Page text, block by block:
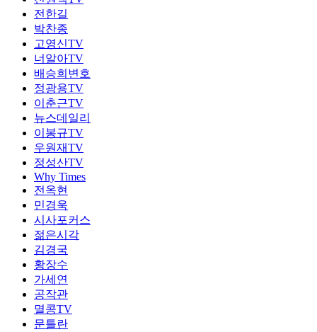
전한길
박찬종
고영신TV
너알아TV
배승희변호
정광용TV
이춘근TV
뉴스데일리
이봉규TV
우원재TV
정성산TV
Why Times
전옥현
민경욱
시사포커스
젊은시각
김경국
황장수
가세연
공작관
멸콩TV
문틀란